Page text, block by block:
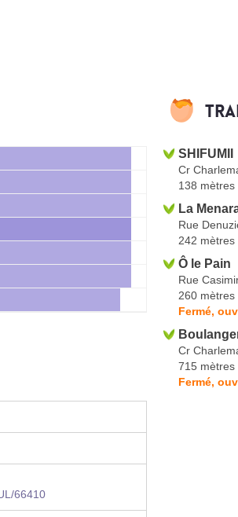
66410
SHIFUMII
Cr
138 mètres
La
Rue
242 mètres
Ô le Pain
Rue
260 mètres
Fermé,
Cr
715 mètres
Fermé,